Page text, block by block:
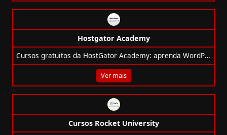
Hostgator Academy
Cursos gratuitos da HostGator Academy: aprenda WordPress, SEO, e-mail, infoprodutos, anúncios e mais para alavancar seu negócio online!
Ver mais
Cursos Rocket University